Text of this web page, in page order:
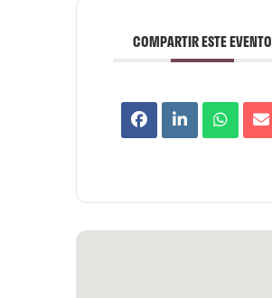
COMPARTIR ESTE EVENTO